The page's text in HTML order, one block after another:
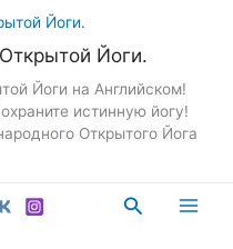
Йоги.
Йоги на Английском!
истинную йогу!
Открытого Йога
Поиск